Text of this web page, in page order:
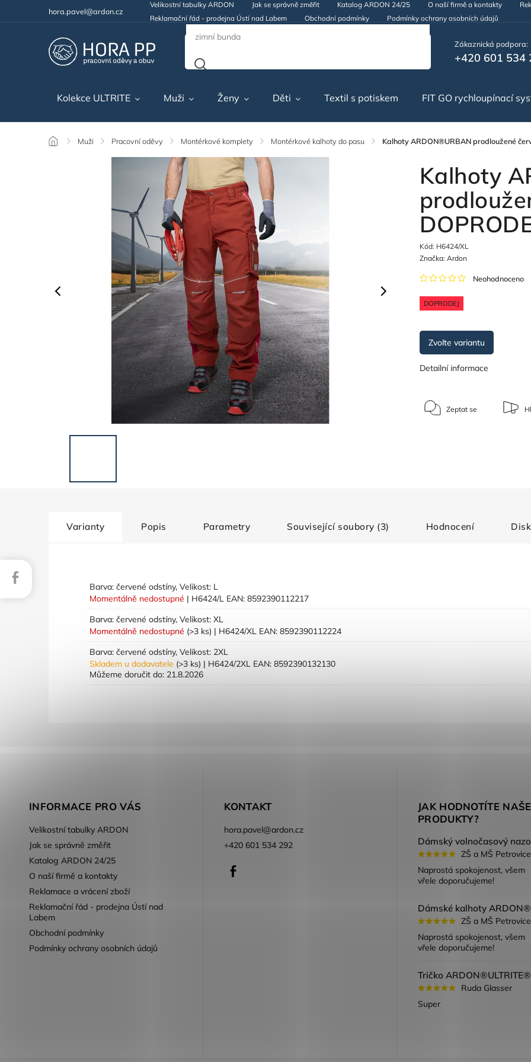
hora.pavel@ardon.cz
Velikostní tabulky ARDON Jak se správně změřit Katalog ARDON 24/25 O naší firmě a kontakty
Reklamační řád - prodejna Ústí nad Labem
Obchodní podmínky Podmínky ochrany osobních údajů
Zákaznická podpora:
+420 601 534
Kolekce ULTRITE Muži Ženy Děti Textil s potiskem FIT GO rychloupínací
/ Muži / Pracovní oděvy / Montérkové komplety / Montérkové kalhoty do pasu / Kalhoty ARDON®URBAN prodloužené
Kalhoty
Kód: H6424/XL
DOPRODEJ
Neohodnoceno
Značka: Ardon
Zvolte variantu
Detailní informace
Zeptat se
Varianty Popis Parametry Související soubory (3) Hodnocení
Barva: červené odstíny, Velikost: L
Momentálně nedostupné | H6424/L EAN: 8592390112217
Barva: červené odstíny, Velikost: XL
Momentálně nedostupné (>3 ks) | H6424/XL EAN: 8592390112224
Barva: červené odstíny, Velikost: 2XL
Skladem u dodavatele (>3 ks) | H6424/2XL EAN: 8592390132130
Můžeme doručit do: 21.8.2026
INFORMACE PRO VÁS
Velikostní tabulky ARDON
Jak se správně změřit
Katalog ARDON 24/25
O naší firmě a kontakty
Reklamace a vrácení zboží
Reklamační řád - prodejna Ústí nad
Labem
Obchodní podmínky
Podmínky ochrany osobních údajů
KONTAKT
hora.pavel@ardon.cz
+420 601 534 292
JAK HODNOTÍTE NAŠE
PRODUKTY?
ZŠ a MŠ Petrovice
Naprostá spokojenost, všem
vřele doporučujeme!
ZŠ a MŠ Petrovice
Naprostá spokojenost, všem
vřele doporučujeme!
Ruda Glasser
Super